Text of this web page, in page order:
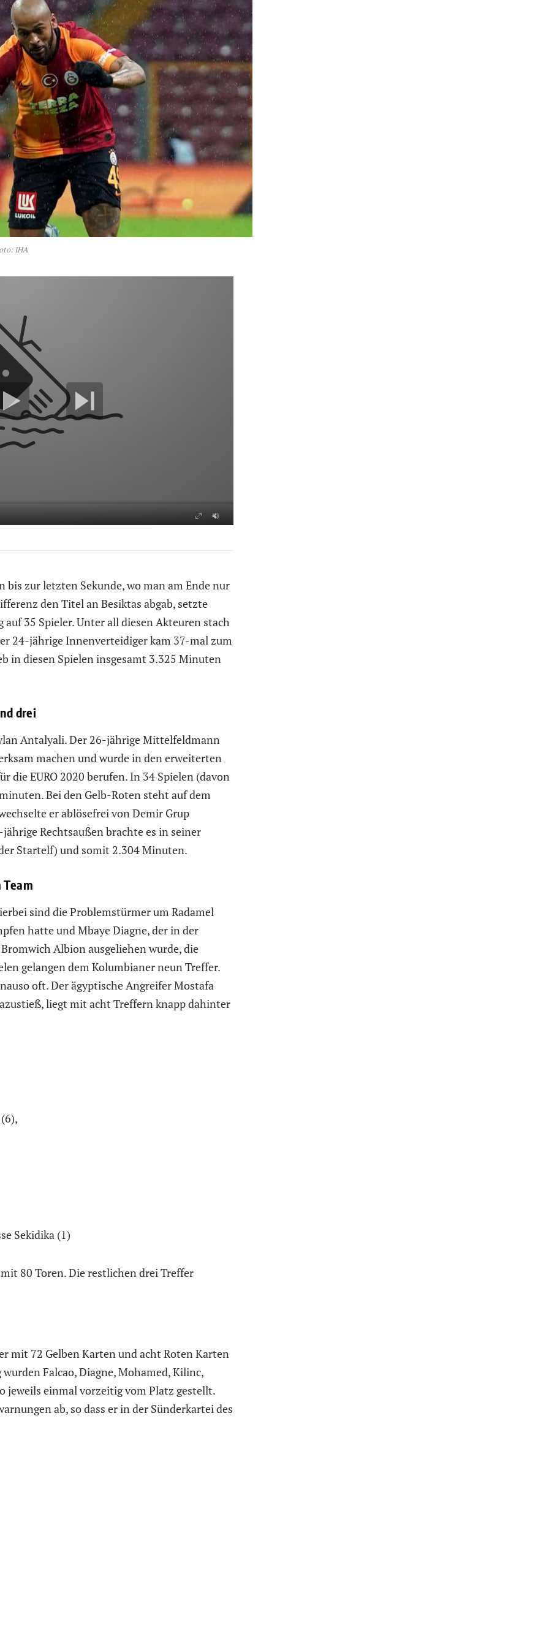
IHA
zur letzten Sekunde, wo man am Ende nur
den Titel an Besiktas abgab, setzte
auf 35 Spieler. Unter all diesen Akteuren stach
24-jährige Innenverteidiger kam 37-mal zum
in diesen Spielen insgesamt 3.325 Minuten
drei
Antalyali. Der 26-jährige Mittelfeldmann
machen und wurde in den erweiterten
EURO 2020 berufen. In 34 Spielen (davon
Bei den Gelb-Roten steht auf dem
er ablösefrei von Demir Grup
Rechtsaußen brachte es in seiner
Startelf) und somit 2.304 Minuten.
sind die Problemstürmer um Radamel
hatte und Mbaye Diagne, der in der
Albion ausgeliehen wurde, die
gelangen dem Kolumbianer neun Treffer.
oft. Der ägyptische Angreifer Mostafa
liegt mit acht Treffern knapp dahinter
Sekidika (1)
80 Toren. Die restlichen drei Treffer
mit 72 Gelben Karten und acht Roten Karten
Falcao, Diagne, Mohamed, Kilinc,
jeweils einmal vorzeitig vom Platz gestellt.
ab, so dass er in der Sünderkartei des